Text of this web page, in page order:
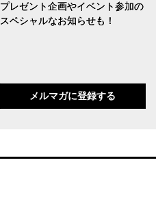
プレゼント企画やイベント参加の
スペシャルなお知らせも！
メルマガに登録する